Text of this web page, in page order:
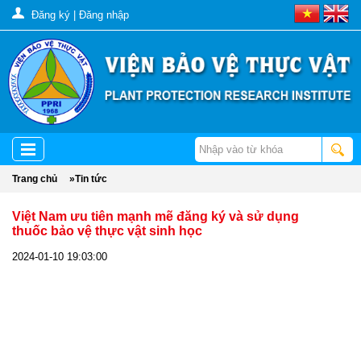
Đăng ký Đăng nhập
Trang chủ »Tin tức
Việt Nam ưu tiên mạnh mẽ đăng ký và sử dụng
thuốc bảo vệ thực vật sinh học
2024-01-10 19:03:00